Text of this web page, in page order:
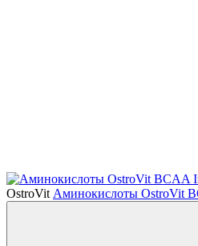
OstroVit Аминокислоты OstroVit